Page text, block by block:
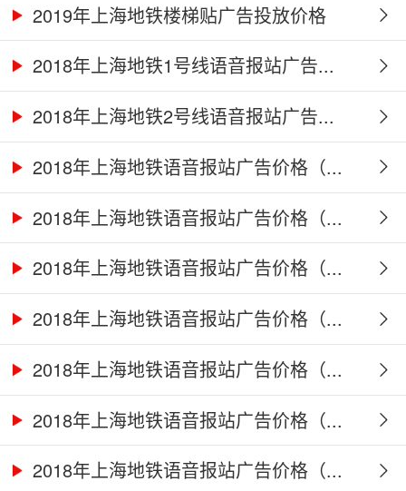
2019年上海地铁楼梯贴广告投放价格
2018年上海地铁1号线语音报站广告...
2018年上海地铁2号线语音报站广告...
2018年上海地铁语音报站广告价格（...
2018年上海地铁语音报站广告价格（...
2018年上海地铁语音报站广告价格（...
2018年上海地铁语音报站广告价格（...
2018年上海地铁语音报站广告价格（...
2018年上海地铁语音报站广告价格（...
2018年上海地铁语音报站广告价格（...